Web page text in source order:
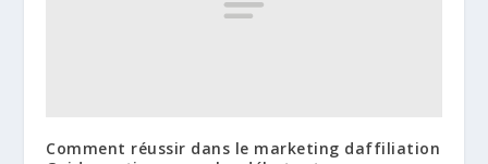
Comment réussir dans le marketing daffiliation